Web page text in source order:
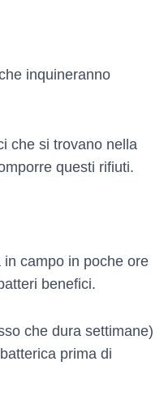
inquineranno
che si trovano nella
questi rifiuti.
campo in poche ore
benefici.
che dura settimane)
prima di